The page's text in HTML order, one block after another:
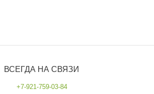
ВСЕГДА НА СВЯЗИ
+7-921-759-03-84